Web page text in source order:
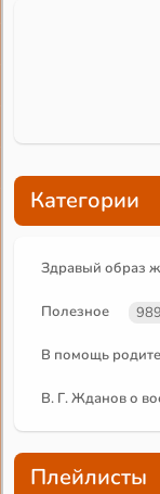
Категории
Здравый образ
Полезное 989
В помощь
В. Г. Жданов о
Плейлисты